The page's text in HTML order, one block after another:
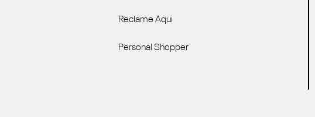
Reclame Aqui
Personal Shopper